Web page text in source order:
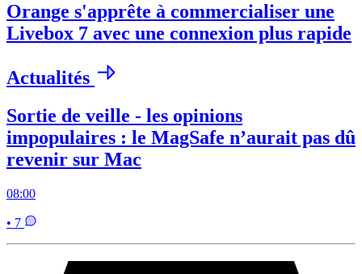
Orange s'apprête à commercialiser une
Livebox 7 avec une connexion plus rapide
Actualités
Sortie de veille - les opinions
impopulaires : le MagSafe n’aurait pas dû
revenir sur Mac
08:00
• 7